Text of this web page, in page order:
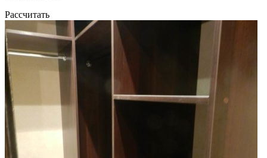
Рассчитать